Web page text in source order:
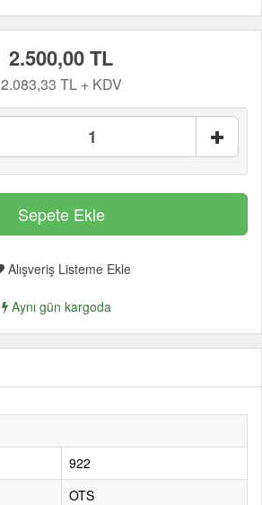
2.500,00 TL
2.083,33 TL + KDV
Alışveriş Listeme Ekle
Aynı gün kargoda
922
OTS